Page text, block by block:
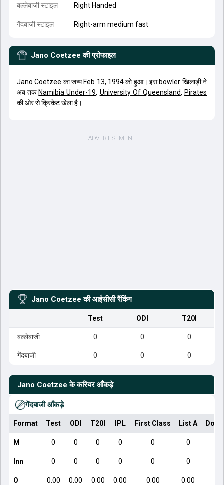
बल्लेबाजी स्टाइल Right Handed
गेंदबाजी स्टाइल Right-arm medium fast
Jano Coetzee की प्रोफाइल
Jano Coetzee का जन्म Feb 13, 1994 को हुआ। इस bowler खिलाड़ी ने
अब तक Namibia Under-19, University Of Queensland, Pirates
की ओर से क्रिकेट खेला है।
Jano Coetzee की आईसीसी रैंकिंग
Test ODI T20I
बल्लेबाजी 0 0 0
गेंदबाजी 0 0 0
Jano Coetzee के करियर आँकड़े
गेंदबाजी आँकड़े
Format Test ODI T20I IPL First Class List A
M 0 0 0 0 0 0
Inn 0 0 0 0 0 0
O 0.00 0.00 0.00 0.00 0.00 0.00